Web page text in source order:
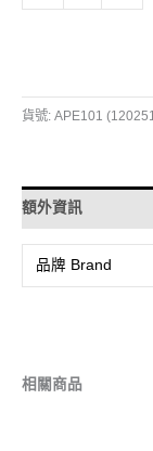
貨號: APE101
額外資訊
品牌 Brand
相關商品